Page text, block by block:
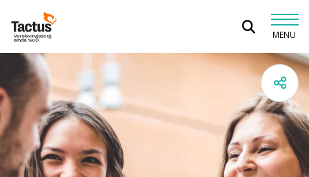
Spring naar content
Tactus Verslavingszorg
MENU